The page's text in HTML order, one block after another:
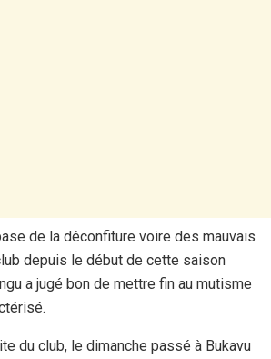
de la déconfiture voire des mauvais
depuis le début de cette saison
a jugé bon de mettre fin au mutisme
du club, le dimanche passé à Bukavu